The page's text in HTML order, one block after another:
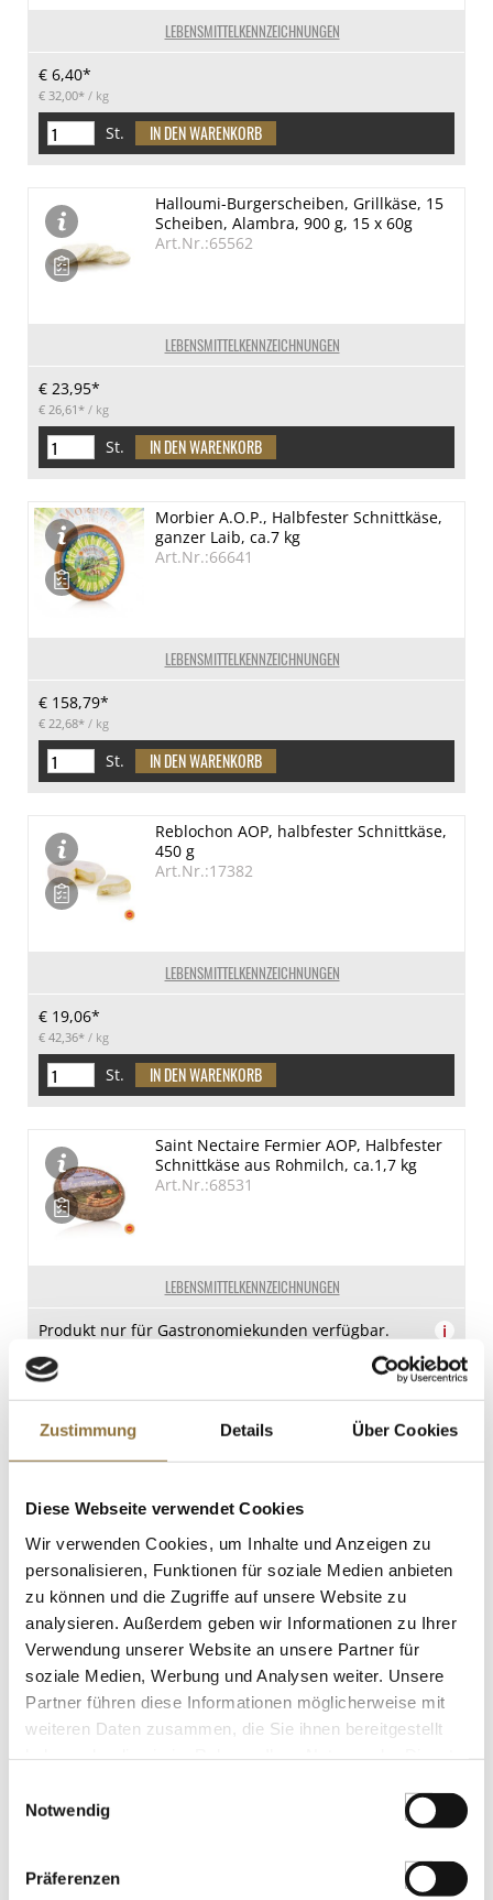
Zustimmung Details Über Cookies
Diese Webseite verwendet Cookies
Wir verwenden Cookies, um Inhalte und Anzeigen zu
personalisieren, Funktionen für soziale Medien anbieten
zu können und die Zugriffe auf unsere Website zu
analysieren. Außerdem geben wir Informationen zu Ihrer
Verwendung unserer Website an unsere Partner für
soziale Medien, Werbung und Analysen weiter. Unsere
Partner führen diese Informationen möglicherweise mit
weiteren Daten zusammen, die Sie ihnen bereitgestellt
Notwendig
Präferenzen
LEBENSMITTELKENNZEICHNUNGEN
€ 6,40*
€ 32,00* / kg
St.
LEBENSMITTELKENNZEICHNUNGEN
Halloumi-Burgerscheiben, Grillkäse, 15
Scheiben, Alambra, 900 g, 15 x 60g
Art.Nr.:65562
€ 23,95*
€ 26,61* / kg
St.
LEBENSMITTELKENNZEICHNUNGEN
Morbier A.O.P., Halbfester Schnittkäse,
ganzer Laib, ca.7 kg
Art.Nr.:66641
€ 158,79*
€ 22,68* / kg
St.
LEBENSMITTELKENNZEICHNUNGEN
Reblochon AOP, halbfester Schnittkäse,
450 g
Art.Nr.:17382
€ 19,06*
€ 42,36* / kg
St.
LEBENSMITTELKENNZEICHNUNGEN
Saint Nectaire Fermier AOP, Halbfester
Schnittkäse aus Rohmilch, ca.1,7 kg
Art.Nr.:68531
Produkt nur für Gastronomiekunden verfügbar. i
Art.Nr.:67812
€ 9,03*
€ 36,11*/ kg
St.
Schwarzkümmelkäse, halbfester
Schnittkäse, ganzer Laib, BIO , ca.3 kg
€ 83,78*